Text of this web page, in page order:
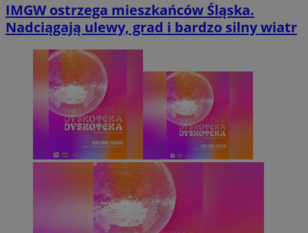
IMGW ostrzega mieszkańców Śląska.
Nadciągają ulewy, grad i bardzo silny wiatr